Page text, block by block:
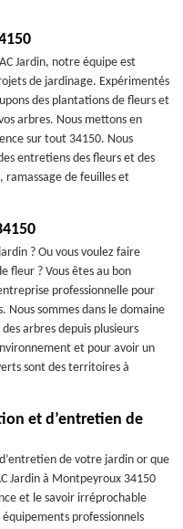
Jardin, notre équipe est
de jardinage. Expérimentés
des plantations de fleurs et
arbres. Nous mettons en
sur tout 34150. Nous
entretiens des fleurs et des
de feuilles et
? Ou vous voulez faire
fleur ? Vous êtes au bon
professionnelle pour
Nous sommes dans le domaine
arbres depuis plusieurs
et pour avoir un
sont des territoires à
et d’entretien de
de votre jardin or que
Jardin à Montpeyroux 34150
et le savoir irréprochable
professionnels